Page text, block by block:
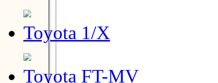
Toyota 1/X
Toyota FT-MV